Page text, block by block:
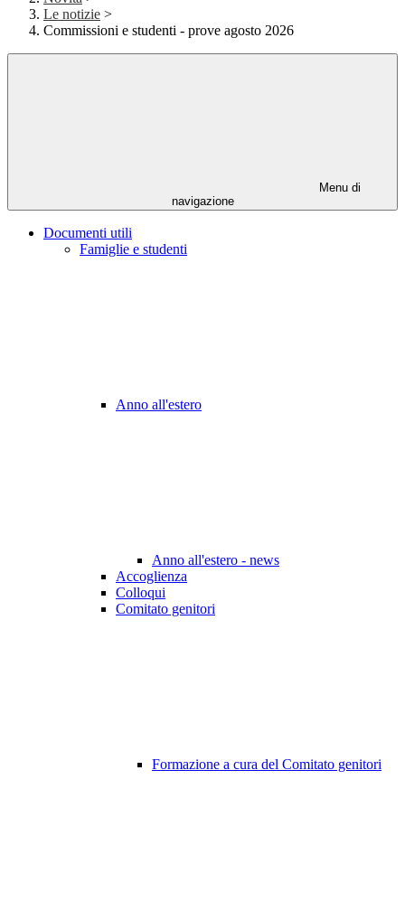
Le notizie >
Commissioni e studenti - prove agosto 2026
Menu di
navigazione
Documenti utili
Famiglie e studenti
Anno all'estero
Anno all'estero - news
Accoglienza
Colloqui
Comitato genitori
Formazione a cura del Comitato genitori